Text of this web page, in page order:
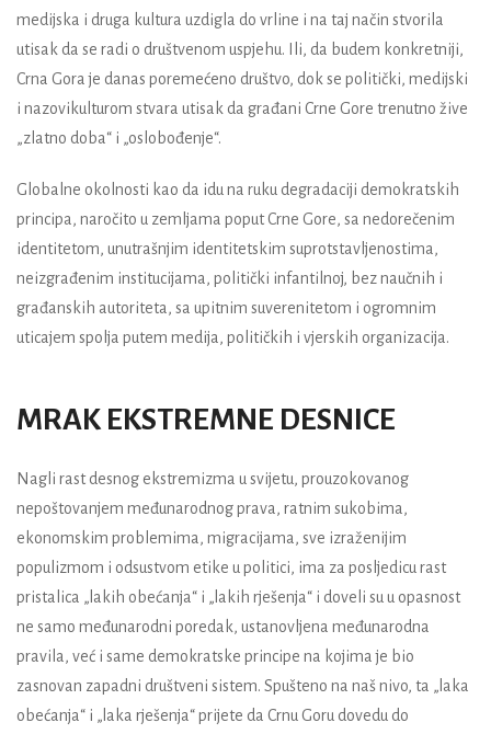
medijska i druga kultura uzdigla do vrline i na taj način stvorila
utisak da se radi o društvenom uspjehu. Ili, da budem konkretniji,
Crna Gora je danas poremećeno društvo, dok se politički, medijski
i nazovikulturom stvara utisak da građani Crne Gore trenutno žive
„zlatno doba“ i „oslobođenje“.
Globalne okolnosti kao da idu na ruku degradaciji demokratskih
principa, naročito u zemljama poput Crne Gore, sa nedorečenim
identitetom, unutrašnjim identitetskim suprotstavljenostima,
neizgrađenim institucijama, politički infantilnoj, bez naučnih i
građanskih autoriteta, sa upitnim suverenitetom i ogromnim
uticajem spolja putem medija, političkih i vjerskih organizacija.
MRAK EKSTREMNE DESNICE
Nagli rast desnog ekstremizma u svijetu, prouzokovanog
nepoštovanjem međunarodnog prava, ratnim sukobima,
ekonomskim problemima, migracijama, sve izraženijim
populizmom i odsustvom etike u politici, ima za posljedicu rast
pristalica „lakih obećanja“ i „lakih rješenja“ i doveli su u opasnost
ne samo međunarodni poredak, ustanovljena međunarodna
pravila, već i same demokratske principe na kojima je bio
zasnovan zapadni društveni sistem. Spušteno na naš nivo, ta „laka
obećanja“ i „laka rješenja“ prijete da Crnu Goru dovedu do